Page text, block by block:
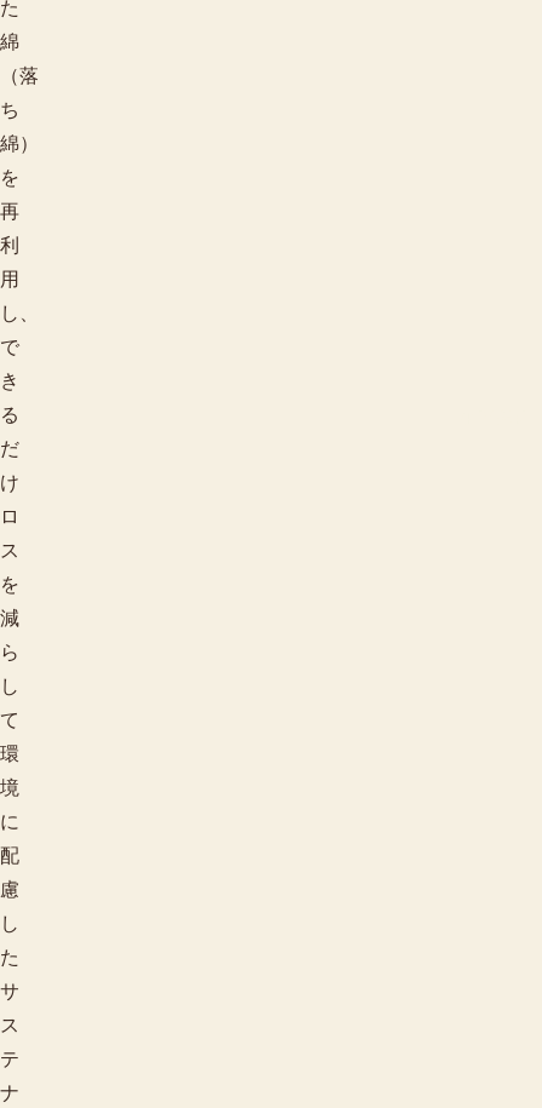
た
綿
（落
ち
綿）
を
再
利
用
し、
で
き
る
だ
け
ロ
ス
を
減
ら
し
て
環
境
に
配
慮
し
た
サ
ス
テ
ナ